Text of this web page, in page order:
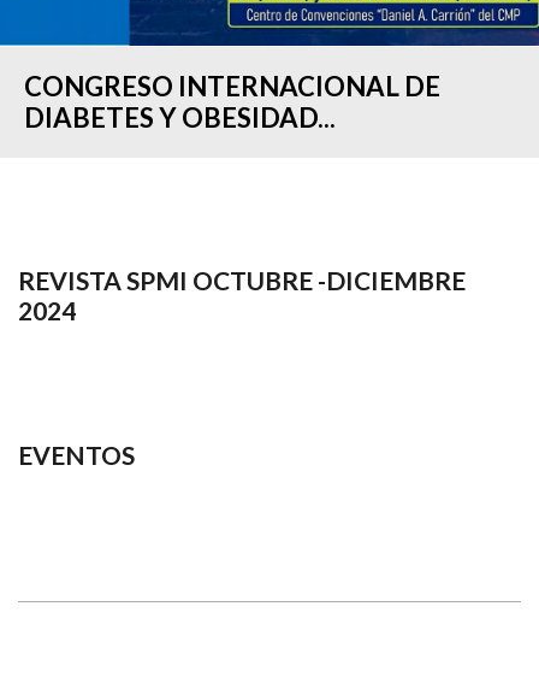
CONGRESO INTERNACIONAL DE
DIABETES Y OBESIDAD...
REVISTA SPMI OCTUBRE -DICIEMBRE
2024
EVENTOS